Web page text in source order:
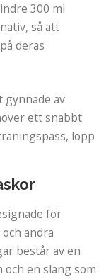
300 ml
så att
deras
gynnade av
ett snabbt
lopp
för
andra
består av en
en slang som